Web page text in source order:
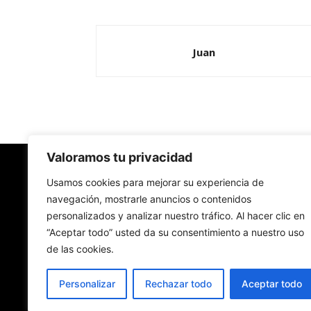
Valoramos tu privacidad
Usamos cookies para mejorar su experiencia de
navegación, mostrarle anuncios o contenidos
personalizados y analizar nuestro tráfico. Al hacer clic en
“Aceptar todo” usted da su consentimiento a nuestro uso
de las cookies.
Personalizar Rechazar todo Aceptar todo
Juan
Redes Cristianas
Una mirada alternativa sobre la Iglesia católica
- Colectivos de Redes Cristianas